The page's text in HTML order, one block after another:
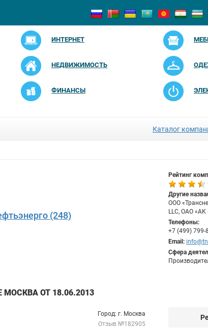
ИНТЕРНЕТ
НЕДВИЖИМОСТЬ
ФИНАНСЫ
Каталог
(248)
Рейтинг
Другие
ООО
LLC, ОАО «АК
Телефоны:
+7 (499) 799-
Email:
Сфера
ОТ 18.06.2013
Город: г. Москва
Отзыв №182905